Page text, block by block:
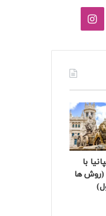
اینستاگرام
با
(روش ها